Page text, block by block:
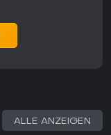
ALLE ANZEIGEN